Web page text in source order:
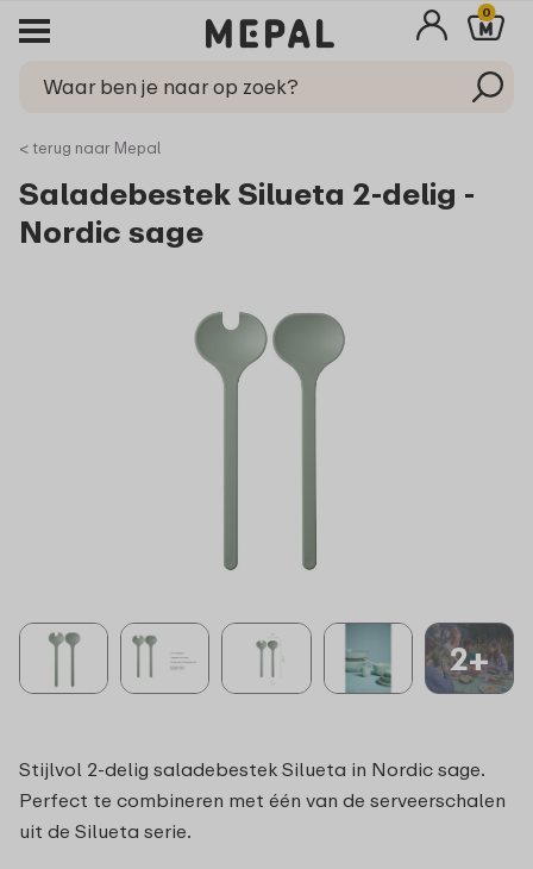
0
< terug naar Mepal
Saladebestek Silueta 2-delig -
Nordic sage
2+
Stijlvol 2-delig saladebestek Silueta in Nordic sage.
Perfect te combineren met één van de serveerschalen
uit de Silueta serie.